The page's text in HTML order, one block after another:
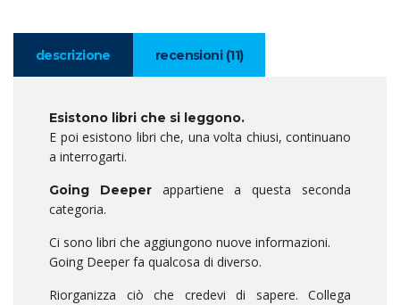
descrizione recensioni (11)
Esistono libri che si leggono.
E poi esistono libri che, una volta chiusi, continuano
a interrogarti.
Going Deeperappartiene a questa seconda
categoria.
Ci sono libri che aggiungono nuove informazioni.
Going Deeper fa qualcosa di diverso.
Riorganizza ciò che credevi di sapere. Collega